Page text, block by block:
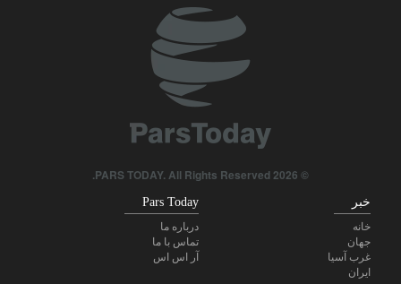
پزشکیان: رزمندگان ما دنیا را به شگفتی واداشتند
فارن افرز: آمریکا باید غرب آسیا را ترک کند
© 2026 PARS TODAY. All Rights Reserved.
خبر
خانه
جهان
غرب آسیا
ایران
Pars Today
درباره ما
تماس با ما
آر اس اس